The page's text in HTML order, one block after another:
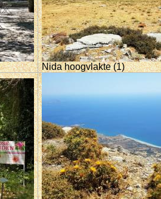
Nida hoogvlakte (1)